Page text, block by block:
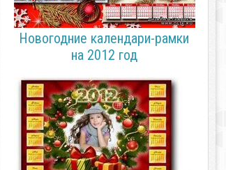
Новогодние календари-рамки
на 2012 год